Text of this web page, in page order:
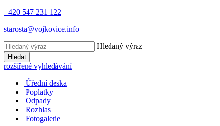
+420 547 231 122
starosta@vojkovice.info
Hledaný výraz
Hledat
rozšířené vyhledávání
Úřední deska
Poplatky
Odpady
Rozhlas
Fotogalerie